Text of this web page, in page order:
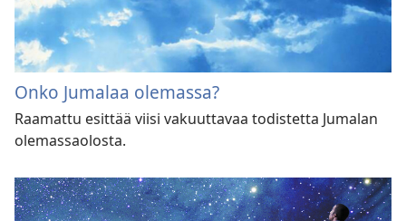
Onko Jumalaa olemassa?
Raamattu esittää viisi vakuuttavaa todistetta Jumalan
olemassaolosta.